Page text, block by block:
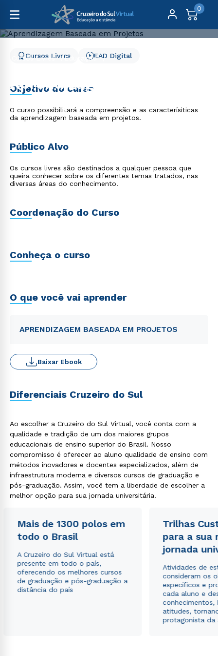
0
Cursos Livres
Educação
Aprendizagem Baseada
em Projetos
Cursos Livres EAD Digital
Objetivo do curso
O curso possibilitará a compreensão e as caracterísiticas
da aprendizagem baseada em projetos.
Público Alvo
Os cursos livres são destinados a qualquer pessoa que
queira conhecer sobre os diferentes temas tratados, nas
diversas áreas do conhecimento.
Coordenação do Curso
Conheça o curso
O que você vai aprender
APRENDIZAGEM BASEADA EM PROJETOS
Baixar Ebook
Diferenciais Cruzeiro do Sul
Ao escolher a Cruzeiro do Sul Virtual, você conta com a
qualidade e tradição de um dos maiores grupos
educacionais de ensino superior do Brasil. Nosso
compromisso é oferecer ao aluno qualidade de ensino com
métodos inovadores e docentes especializados, além de
infraestrutura moderna e diversos cursos de graduação e
pós-graduação. Assim, você tem a liberdade de escolher a
melhor opção para sua jornada universitária.
Mais de 1300 polos em
todo o Brasil
A Cruzeiro do Sul Virtual está
presente em todo o país,
oferecendo os melhores cursos
de graduação e pós-graduação a
distância do país
Trilhas
para a sua
jornada
Atividades de
consideram os
específicos e
cada aluno e
conhecimentos,
atitudes,
protagonista da